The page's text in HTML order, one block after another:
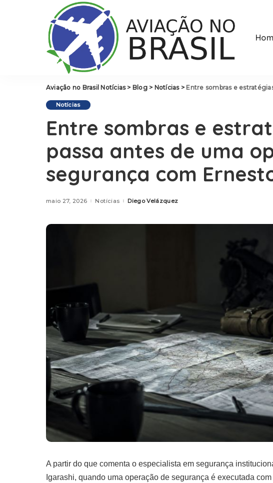
Aviação no Brasil Notícias> Blog> Notícias> Entre sombras e estratégias: O que
Notícias
Entre sombras e
passa antes de uma
segurança com
maio 27, 2026 NotíciasPosted
Diego Velázquez
A partir do que comenta o especialista em segurança
Igarashi, quando uma operação de segurança é executada